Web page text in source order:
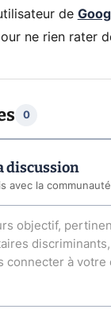
de
ne rien rater
0
discussion
avec la